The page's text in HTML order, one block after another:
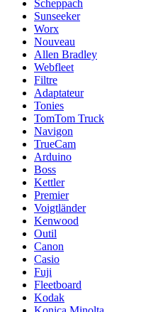
Scheppach
Sunseeker
Worx
Nouveau
Allen Bradley
Webfleet
Filtre
Adaptateur
Tonies
TomTom Truck
Navigon
TrueCam
Arduino
Boss
Kettler
Premier
Voigtländer
Kenwood
Outil
Canon
Casio
Fuji
Fleetboard
Kodak